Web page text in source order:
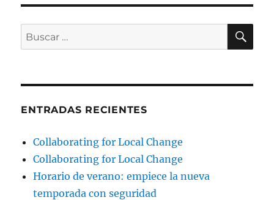
Buscar
por:
ENTRADAS RECIENTES
Collaborating for Local Change
Collaborating for Local Change
Horario de verano: empiece la nueva
temporada con seguridad